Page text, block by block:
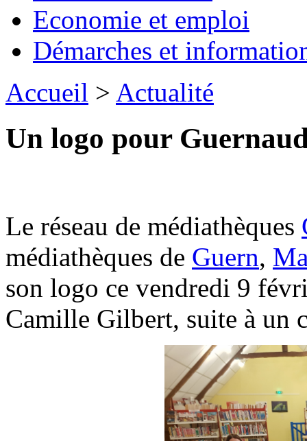
Economie et emploi
Démarches et
Accueil > Actualité
Un logo pour
Le réseau de médiathèques
médiathèques de Guern,
son logo ce vendredi 9
Camille Gilbert, suite à un